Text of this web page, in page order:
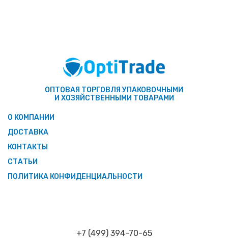
ОПТОВАЯ ТОРГОВЛЯ УПАКОВОЧНЫМИ
И ХОЗЯЙСТВЕННЫМИ ТОВАРАМИ
О КОМПАНИИ
ДОСТАВКА
КОНТАКТЫ
СТАТЬИ
ПОЛИТИКА КОНФИДЕНЦИАЛЬНОСТИ
+7 (499) 394-70-65